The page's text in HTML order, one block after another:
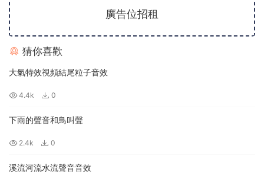
廣告位招租
猜你喜歡
大氣特效視頻結尾粒子音效
4.4k 0
下雨的聲音和鳥叫聲
2.4k 0
溪流河流水流聲音音效